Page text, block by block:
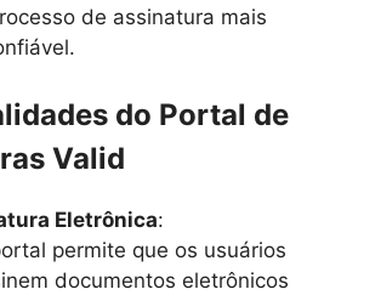
de assinatura mais
do Portal de
Valid
Eletrônica:
permite que os usuários
documentos eletrônicos